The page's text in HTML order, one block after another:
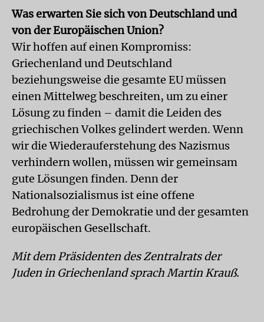
Was erwarten Sie sich von Deutschland und
von der Europäischen Union?
Wir hoffen auf einen Kompromiss:
Griechenland und Deutschland
beziehungsweise die gesamte EU müssen
einen Mittelweg beschreiten, um zu einer
Lösung zu finden – damit die Leiden des
griechischen Volkes gelindert werden. Wenn
wir die Wiederauferstehung des Nazismus
verhindern wollen, müssen wir gemeinsam
gute Lösungen finden. Denn der
Nationalsozialismus ist eine offene
Bedrohung der Demokratie und der gesamten
europäischen Gesellschaft.
Mit dem Präsidenten des Zentralrats der
Juden in Griechenland sprach Martin Krauß.